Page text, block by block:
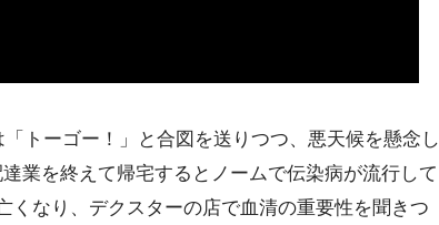
トーゴー！」と合図を送りつつ、悪天候を懸念し
業を終えて帰宅するとノームで伝染病が流行して
くなり、デクスターの店で血清の重要性を聞きつ